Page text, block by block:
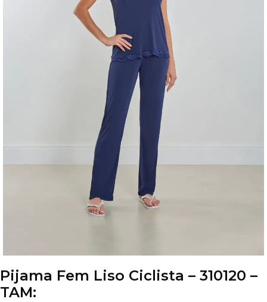
Pijama Fem Liso Ciclista – 310120 –
TAM: